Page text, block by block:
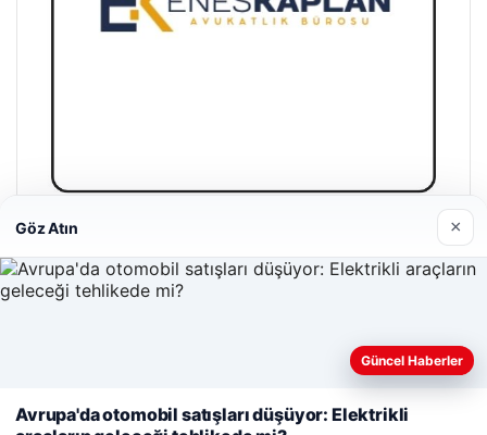
Enes Kaplan Avukatlık Bürosu
28/04/2026
Web sitemizi nasıl kullandığınızı daha iyi anlayabilmek,
kullanıyoruz.Çerez Politikamız
Göz Atın ×
Güncel Haberler
Avrupa'da otomobil satışları düşüyor: Elektrikli